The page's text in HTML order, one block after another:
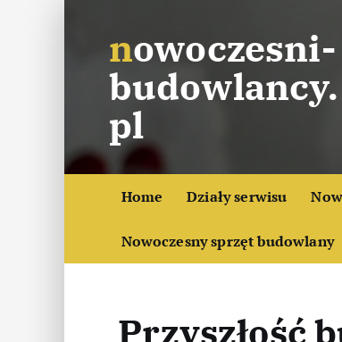
c
o
nowoczesni-
budowlancy.
pl
Home Działy serwisu
Nowoczesny sprzęt budowlany
Przyszłość